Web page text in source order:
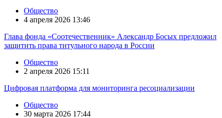
Общество
4 апреля 2026 13:46
Глава фонда «Соотечественник» Александр Босых предложил
защитить права титульного народа в России
Общество
2 апреля 2026 15:11
Цифровая платформа для мониторинга ресоциализации
Общество
30 марта 2026 17:44